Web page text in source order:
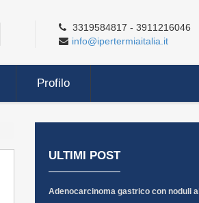
3319584817 - 3911216046
info@ipertermiaitalia.it
Profilo
ULTIMI POST
Adenocarcinoma gastrico con noduli al